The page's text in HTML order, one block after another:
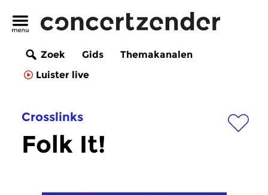
Zoek Gids
Themakanalen
Luister live
Crosslinks
Folk It!